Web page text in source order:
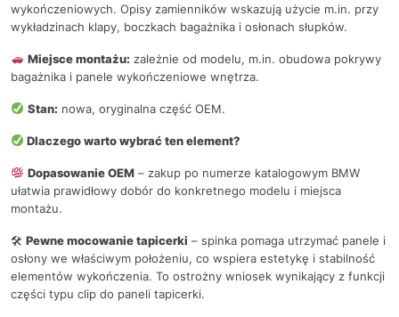
wykończeniowych. Opisy zamienników wskazują użycie m.in. przy
wykładzinach klapy, boczkach bagażnika i osłonach słupków.
Miejsce montażu: zależnie od modelu, m.in. obudowa pokrywy
bagażnika i panele wykończeniowe wnętrza.
Stan: nowa, oryginalna część OEM.
Dlaczego warto wybrać ten element?
Dopasowanie OEM– zakup po numerze katalogowym BMW
ułatwia prawidłowy dobór do konkretnego modelu i miejsca
montażu.
🛠 Pewne mocowanie tapicerki – spinka pomaga utrzymać panele i
osłony we właściwym położeniu, co wspiera estetykę i stabilność
elementów wykończenia. To ostrożny wniosek wynikający z funkcji
części typu clip do paneli tapicerki.